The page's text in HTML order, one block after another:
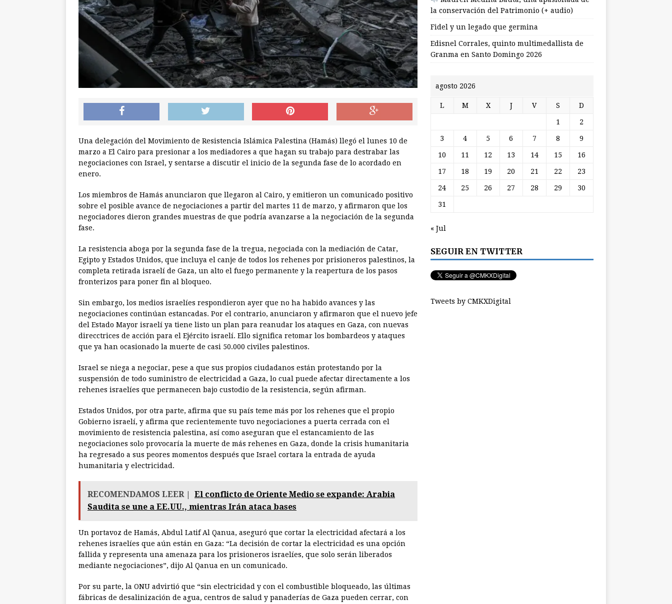
Una delegación del Movimiento de Resistencia Islámica Palestina (Hamás) llegó el lunes 10 de
marzo a El Cairo para presionar a los mediadores a que hagan su trabajo para destrabar las
negociaciones con Israel, y sentarse a discutir el inicio de la segunda fase de lo acordado en
enero.
Los miembros de Hamás anunciaron que llegaron al Cairo, y emitieron un comunicado positivo
sobre el posible avance de negociaciones a partir del martes 11 de marzo, y afirmaron que los
negociadores dieron grandes muestras de que podría avanzarse a la negociación de la segunda
fase.
La resistencia aboga por la segunda fase de la tregua, negociada con la mediación de Catar,
Egipto y Estados Unidos, que incluya el canje de todos los rehenes por prisioneros palestinos, la
completa retirada israelí de Gaza, un alto el fuego permanente y la reapertura de los pasos
fronterizos para poner fin al bloqueo.
Sin embargo, los medios israelíes respondieron ayer que no ha habido avances y las
negociaciones continúan estancadas. Por el contrario, anunciaron y afirmaron que el nuevo jefe
del Estado Mayor israelí ya tiene listo un plan para reanudar los ataques en Gaza, con nuevas
direcctrices de acción para el Ejército israelí. Ello significa retomar los bombardeos y ataques
que ya han ocasionado la muerte de casi 50.000 civiles palestinos.
Israel se niega a negociar, pese a que sus propios ciudadanos están protestando por la
suspensión de todo suministro de electricidad a Gaza, lo cual puede afectar directamente a los
rehenes israelíes que permanecen bajo custodio de la resistencia, según afirman.
Estados Unidos, por otra parte, afirma que su país teme más por los rehenes que el propio
Gobierno israelí, y afirma que recientemente tuvo negociaciones a puerta cerrada con el
movimiento de resistencia palestina, así como aseguran que el estancamiento de las
negociaciones solo provocaría la muerte de más rehenes en Gaza, donde la crisis humanitaria
ha regresado a sus peores momentos después que Israel cortara la entrada de ayuda
humanitaria y electricidad.
RECOMENDAMOS LEER |
El conflicto de Oriente Medio se expande: Arabia
Saudita se une a EE.UU., mientras Irán ataca bases
Un portavoz de Hamás, Abdul Latif Al Qanua, aseguró que cortar la electricidad afectará a los
rehenes israelíes que aún están en Gaza: “La decisión de cortar la electricidad es una opción
fallida y representa una amenaza para los prisioneros israelíes, que solo serán liberados
mediante negociaciones”, dijo Al Qanua en un comunicado.
Por su parte, la ONU advirtió que “sin electricidad y con el combustible bloqueado, las últimas
fábricas de desalinización de agua, centros de salud y panaderías de Gaza pueden cerrar, con
la conservación del Patrimonio (+ audio)
Fidel y un legado que germina
Edisnel Corrales, quinto multimedallista de
Granma en Santo Domingo 2026
agosto 2026
L M X J V S D
1 2
3 4 5 6 7 8 9
10 11 12 13 14 15 16
17 18 19 20 21 22 23
24 25 26 27 28 29 30
31
« Jul
SEGUIR EN TWITTER
Tweets by CMKXDigital